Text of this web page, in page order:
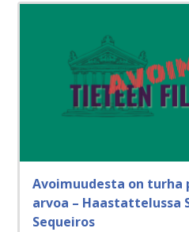
Avoimuudesta on turha
arvoa – Haastattelussa
Sequeiros